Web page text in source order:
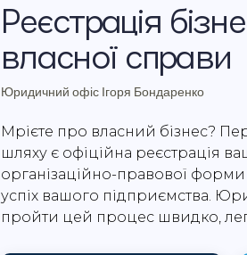
Реєстрація
власної справи
Юридичний офіс Ігоря Бондаренко
Мрієте про власний бізнес?
шляху є офіційна реєстрація
організаційно-правової
успіх вашого підприємства.
пройти цей процес швидко,